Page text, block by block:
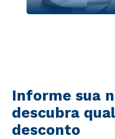
Informe sua
descubra
desconto